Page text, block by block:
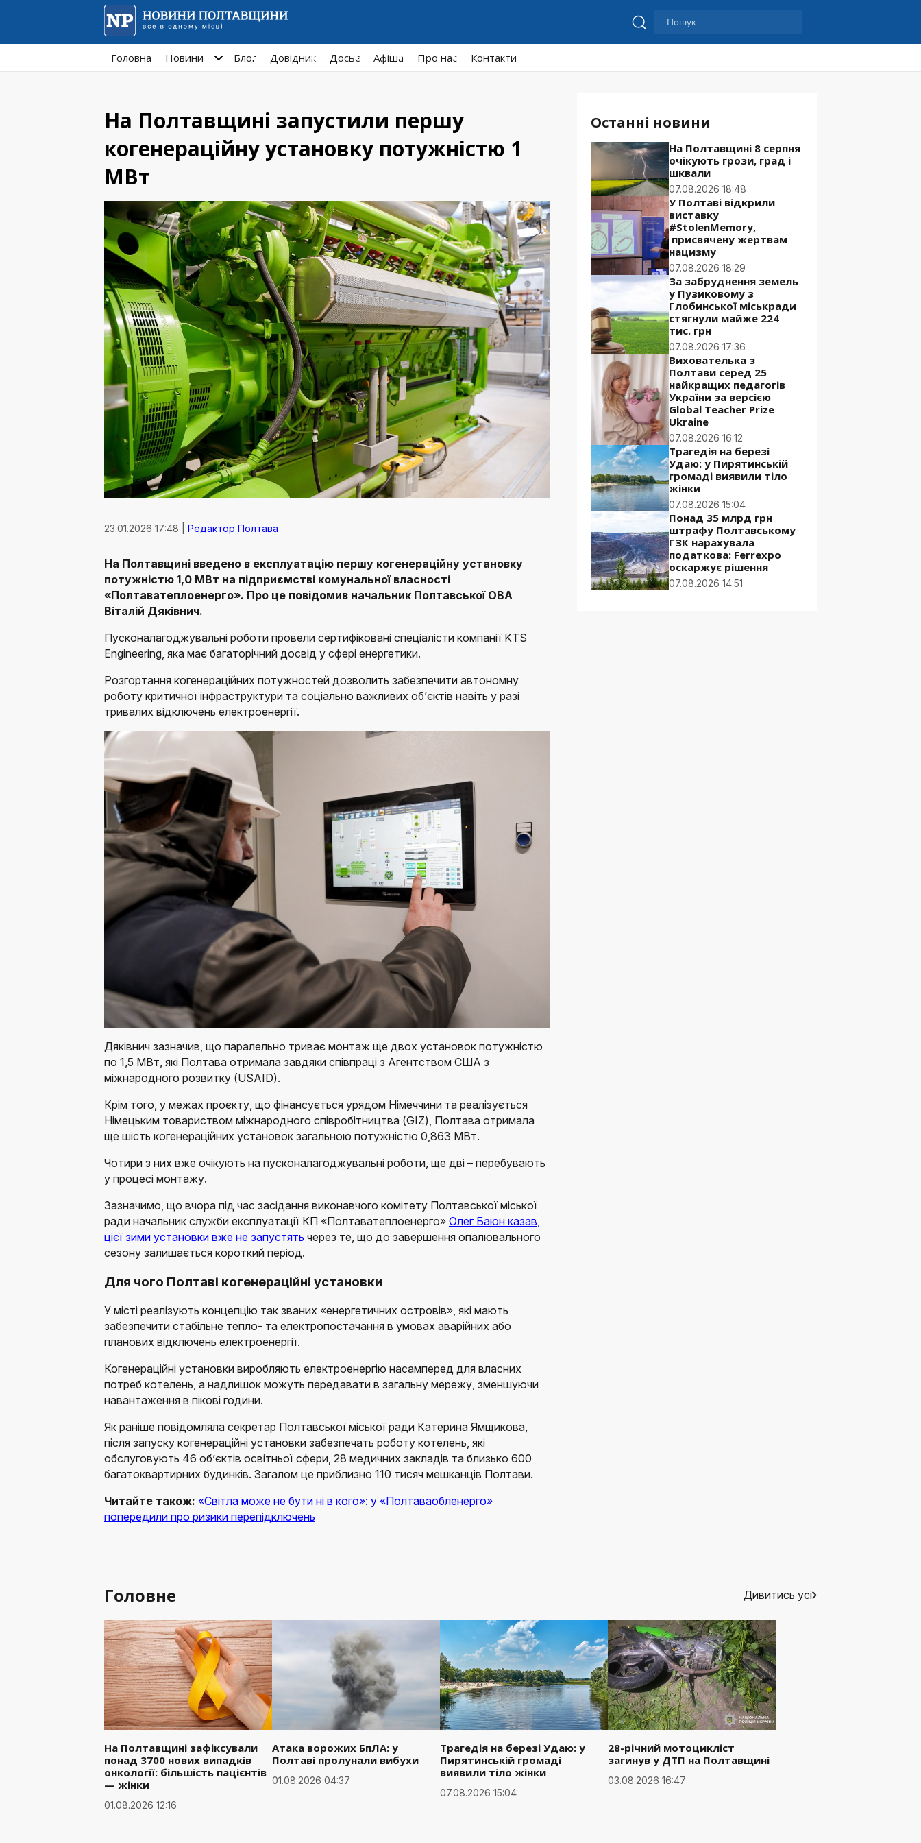
Пошук:
Головна Новини Блог Довідник Досьє Афiша Про нас Контакти
На Полтавщині запустили першу
когенераційну установку потужністю 1
МВт
23.01.2026 17:48 | Редактор Полтава
На Полтавщині введено в експлуатацію першу когенераційну установку
потужністю 1,0 МВт на підприємстві комунальної власності
«Полтаватеплоенерго». Про це повідомив начальник Полтавської ОВА
Віталій Дяківнич.
Пусконалагоджувальні роботи провели сертифіковані спеціалісти компанії KTS
Engineering, яка має багаторічний досвід у сфері енергетики.
Розгортання когенераційних потужностей дозволить забезпечити автономну
роботу критичної інфраструктури та соціально важливих об’єктів навіть у разі
тривалих відключень електроенергії.
Дяківнич зазначив, що паралельно триває монтаж ще двох установок потужністю
по 1,5 МВт, які Полтава отримала завдяки співпраці з Агентством США з
міжнародного розвитку (USAID).
Крім того, у межах проєкту, що фінансується урядом Німеччини та реалізується
Німецьким товариством міжнародного співробітництва (GIZ), Полтава отримала
ще шість когенераційних установок загальною потужністю 0,863 МВт.
Чотири з них вже очікують на пусконалагоджувальні роботи, ще дві – перебувають
у процесі монтажу.
Зазначимо, що вчора під час засідання виконавчого комітету Полтавської міської
ради начальник служби експлуатації КП «Полтаватеплоенерго» Олег Баюн казав,
цієї зими установки вже не запустять через те, що до завершення опалювального
сезону залишається короткий період.
Для чого Полтаві когенераційні установки
У місті реалізують концепцію так званих «енергетичних островів», які мають
забезпечити стабільне тепло- та електропостачання в умовах аварійних або
планових відключень електроенергії.
Когенераційні установки виробляють електроенергію насамперед для власних
потреб котелень, а надлишок можуть передавати в загальну мережу, зменшуючи
навантаження в пікові години.
Як раніше повідомляла секретар Полтавської міської ради Катерина Ямщикова,
після запуску когенераційні установки забезпечать роботу котелень, які
обслуговують 46 об’єктів освітньої сфери, 28 медичних закладів та близько 600
багатоквартирних будинків. Загалом це приблизно 110 тисяч мешканців Полтави.
Читайте також: «Світла може не бути ні в кого»: у «Полтаваобленерго»
попередили про ризики перепідключень
Останні новини
На Полтавщині 8 серпня
очікують грози, град і
шквали
07.08.2026 18:48
У Полтаві відкрили
виставку
#StolenMemory,
присвячену жертвам
нацизму
07.08.2026 18:29
За забруднення земель
у Пузиковому з
Глобинської міськради
стягнули майже 224
тис. грн
07.08.2026 17:36
Вихователька з
Полтави серед 25
найкращих педагогів
України за версією
Global Teacher Prize
Ukraine
07.08.2026 16:12
Трагедія на березі
Удаю: у Пирятинській
громаді виявили тіло
жінки
07.08.2026 15:04
Понад 35 млрд грн
штрафу Полтавському
ГЗК нарахувала
податкова: Ferrexpo
оскаржує рішення
07.08.2026 14:51
Головне Дивитись усі
На Полтавщині зафіксували
понад 3700 нових випадків
онкології: більшість пацієнтів
— жінки
01.08.2026 12:16
Атака ворожих БпЛА: у
Полтаві пролунали вибухи
01.08.2026 04:37
Трагедія на березі Удаю: у
Пирятинській громаді
виявили тіло жінки
07.08.2026 15:04
28-річний мотоцикліст
загинув у ДТП на Полтавщині
03.08.2026 16:47